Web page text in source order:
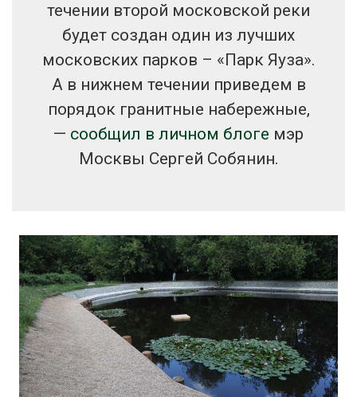
течении второй московской реки
будет создан один из лучших
московских парков – «Парк Яуза».
А в нижнем течении приведем в
порядок гранитные набережные,
— сообщил в личном блоге мэр
Москвы Сергей Собянин.